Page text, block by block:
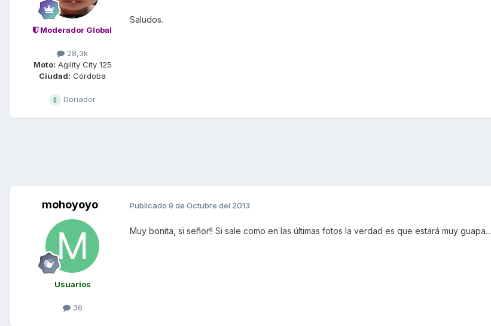
Moderador Global
28,3k
Moto: Agility City 125
Ciudad: Córdoba
Donador
Saludos.
mohoyoyo
Usuarios
36
Publicado 9 de Octubre del 2013
Muy bonita, si señor!! Si sale como en las últimas fotos la verdad es que estará muy guapa...